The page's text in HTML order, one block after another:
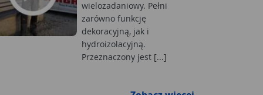
wielozadaniowy. Pełni
zarówno funkcję
dekoracyjną, jak i
hydroizolacyjną.
Przeznaczony jest [...]